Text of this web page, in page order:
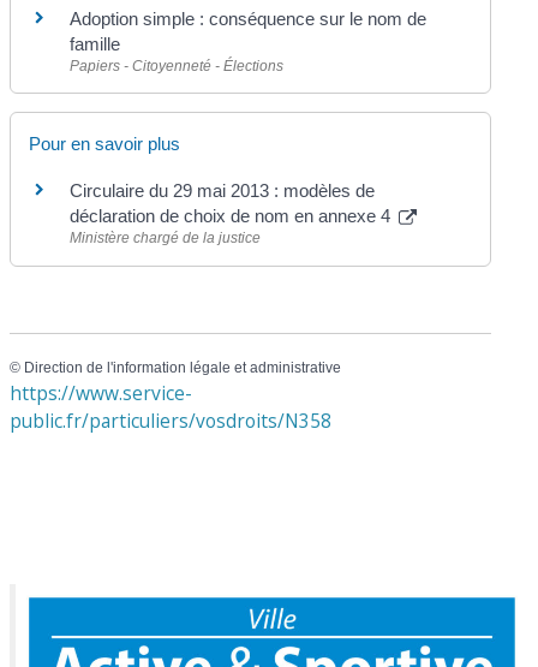
Adoption simple : conséquence sur le nom de
famille
Papiers - Citoyenneté - Élections
Pour en savoir plus
Circulaire du 29 mai 2013 : modèles de
déclaration de choix de nom en annexe 4
Ministère chargé de la justice
© Direction de l'information légale et administrative
https://www.service-
public.fr/particuliers/vosdroits/N358